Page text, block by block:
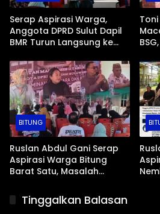
Serap Aspirasi Warga,
Anggota DPRD Sulut Dapil
BMR Turun Langsung ke
BITUNG
Ruslan Abdul Gani Serap
Aspirasi Warga Bitung
Barat Satu, Masalah
Jadi Prioritas
Tinggalkan Balasan